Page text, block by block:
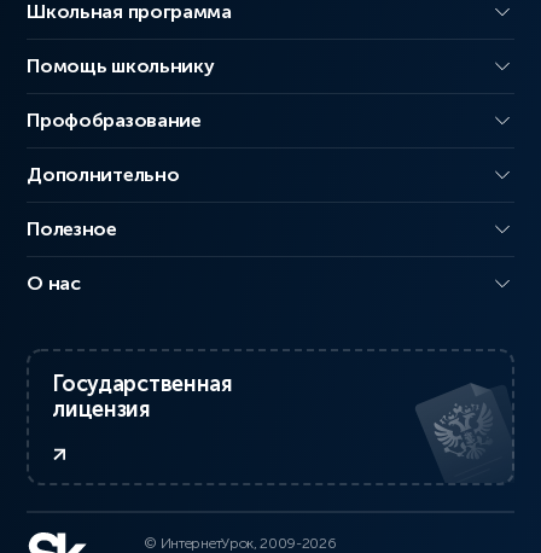
Школьная программа
Помощь школьнику
Профобразование
Дополнительно
Полезное
О нас
Государственная
лицензия
© ИнтернетУрок, 2009-2026